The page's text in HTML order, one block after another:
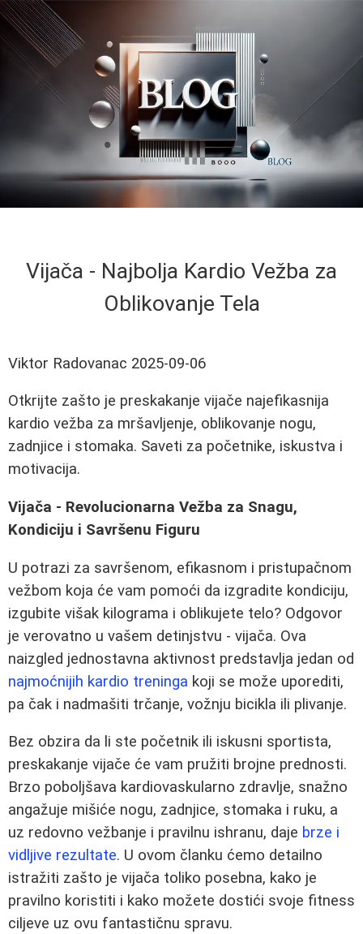
Vijača - Najbolja Kardio Vežba za
Oblikovanje Tela
Viktor Radovanac 2025-09-06
Otkrijte zašto je preskakanje vijače najefikasnija
kardio vežba za mršavljenje, oblikovanje nogu,
zadnjice i stomaka. Saveti za početnike, iskustva i
motivacija.
Vijača - Revolucionarna Vežba za Snagu,
Kondiciju i Savršenu Figuru
U potrazi za savršenom, efikasnom i pristupačnom
vežbom koja će vam pomoći da izgradite kondiciju,
izgubite višak kilograma i oblikujete telo? Odgovor
je verovatno u vašem detinjstvu - vijača. Ova
naizgled jednostavna aktivnost predstavlja jedan od
najmoćnijih kardio treninga koji se može uporediti,
pa čak i nadmašiti trčanje, vožnju bicikla ili plivanje.
Bez obzira da li ste početnik ili iskusni sportista,
preskakanje vijače će vam pružiti brojne prednosti.
Brzo poboljšava kardiovaskularno zdravlje, snažno
angažuje mišiće nogu, zadnjice, stomaka i ruku, a
uz redovno vežbanje i pravilnu ishranu, daje brze i
vidljive rezultate. U ovom članku ćemo detailno
istražiti zašto je vijača toliko posebna, kako je
pravilno koristiti i kako možete dostići svoje fitness
ciljeve uz ovu fantastičnu spravu.